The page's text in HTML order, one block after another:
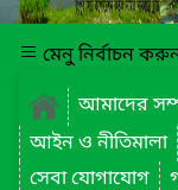
মেনু নির্বাচন
আমাদের
আইন ও নীতিমালা
সেবা যোগাযোগ